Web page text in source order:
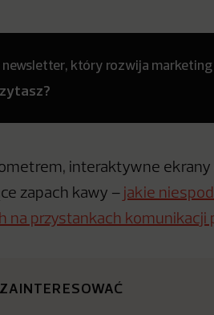
newsletter, który rozwija marketing
interaktywne ekrany
zapach kawy – jakie
na przystankach komunikacji